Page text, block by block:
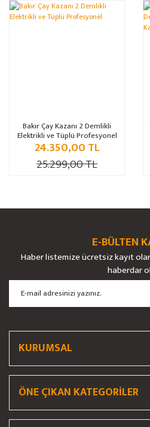
%4
Bakır Çay Kazanı 2 Demlikli
Elektrikli ve Tüplü Profesyonel
24.350,00 TL
25.299,00 TL
E-BÜLTEN
Haber listemize ücretsiz kayıt
haberdar
KURUMSAL
ÖNE ÇIKAN KATEGORİLER